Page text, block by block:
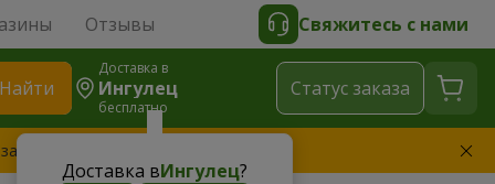
Отзывы Свяжитесь с нами
Найти
Доставка в
Ингулец
бесплатно
Доставка вИнгулец?
Cтатус заказа
букет